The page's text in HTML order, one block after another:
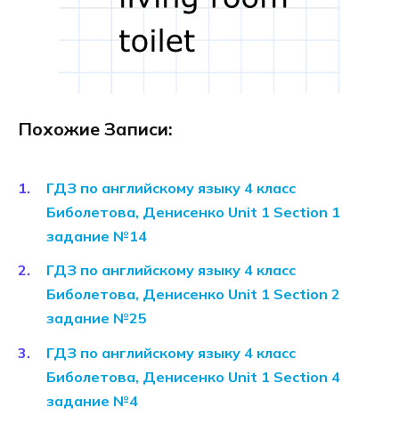
Похожие Записи:
ГДЗ по английскому языку 4 класс
Биболетова, Денисенко Unit 1 Section 1
задание №14
ГДЗ по английскому языку 4 класс
Биболетова, Денисенко Unit 1 Section 2
задание №25
ГДЗ по английскому языку 4 класс
Биболетова, Денисенко Unit 1 Section 4
задание №4